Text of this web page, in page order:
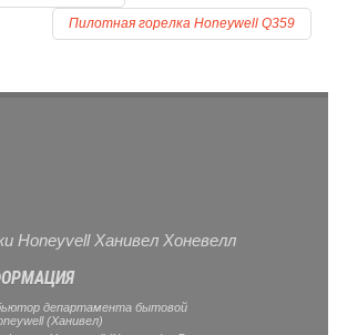
Пилотная горелка Honeywell Q359
Honeyvell Ханивел Хоневелл
департамента бытовой
(Ханивел)